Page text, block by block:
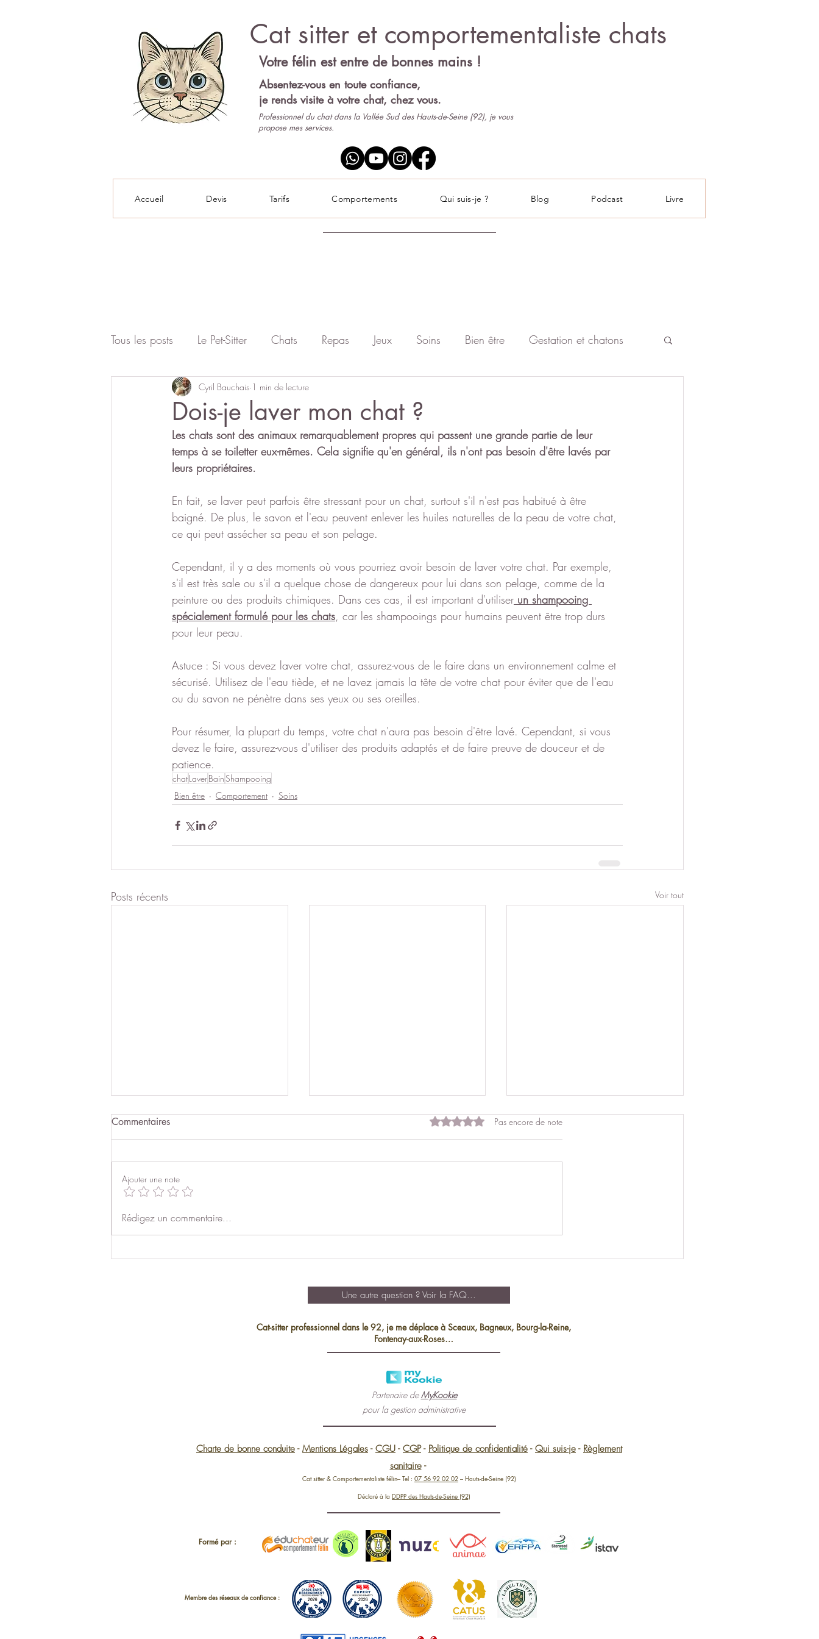
Cat sitter et comportementaliste chats
Votre félin est entre de bonnes mains !
Accueil Devis Tarifs Comportements Qui suis-je ? Blog Podcast Livre
Professionnel du chat dans la Vallée Sud des Hauts-de-Seine (92), je vous
propose mes services.
Absentez-vous en toute confiance,
je rends visite à votre chat, chez vous.
Tous les posts Le Pet-Sitter Chats Repas Jeux Soins Bien être Gestation et chatons
Comportement Danger Vie de chat
Cat Sitter Liens affiliés
Dois-je laver mon chat ?
Cyril Bauchais 1 min de lecture
Les chats sont des animaux remarquablement propres qui passent une grande partie de leur
temps à se toiletter eux-mêmes. Cela signifie qu'en général, ils n'ont pas besoin d'être lavés par
leurs propriétaires.
En fait, se laver peut parfois être stressant pour un chat, surtout s'il n'est pas habitué à être
baigné. De plus, le savon et l'eau peuvent enlever les huiles naturelles de la peau de votre chat,
ce qui peut assécher sa peau et son pelage.
Cependant, il y a des moments où vous pourriez avoir besoin de laver votre chat. Par exemple,
s'il est très sale ou s'il a quelque chose de dangereux pour lui dans son pelage, comme de la
peinture ou des produits chimiques. Dans ces cas, il est important d'utiliser un shampooing
spécialement formulé pour les chats, car les shampooings pour humains peuvent être trop durs
pour leur peau.
Astuce : Si vous devez laver votre chat, assurez-vous de le faire dans un environnement calme et
sécurisé. Utilisez de l'eau tiède, et ne lavez jamais la tête de votre chat pour éviter que de l'eau
ou du savon ne pénètre dans ses yeux ou ses oreilles.
Pour résumer, la plupart du temps, votre chat n'aura pas besoin d'être lavé. Cependant, si vous
devez le faire, assurez-vous d'utiliser des produits adaptés et de faire preuve de douceur et de
patience.
chatLaverBain Shampooing
Bien être
Comportement Soins
Posts récents Voir tout
Mes produits et articles
chouchous
comportementaliste pour chat
comportementaliste pour chat
Commentaires Noté 0 étoile sur 5.Pas encore de note
Ajouter une note
Rédigez un commentaire...
Une autre question ? Voir la FAQ...
Cat-sitter professionnel dans le 92, je me déplace à Sceaux, Bagneux, Bourg-la-Reine,
Fontenay-aux-Roses…
Partenaire deMyKookie
pour la gestion administrative
Charte de bonne conduite - Mentions Légales - CGU - CGP- Politique de confidentialité - Qui suis-je - Règlement
sanitaire-
Cat sitter & Comportementaliste félin– Tel : 07 56 92 02 02 – Hauts-de-Seine (92)
Déclaré à la DDPP des Hauts-de-Seine (92)
Formé par :
Membre des réseaux de confiance :